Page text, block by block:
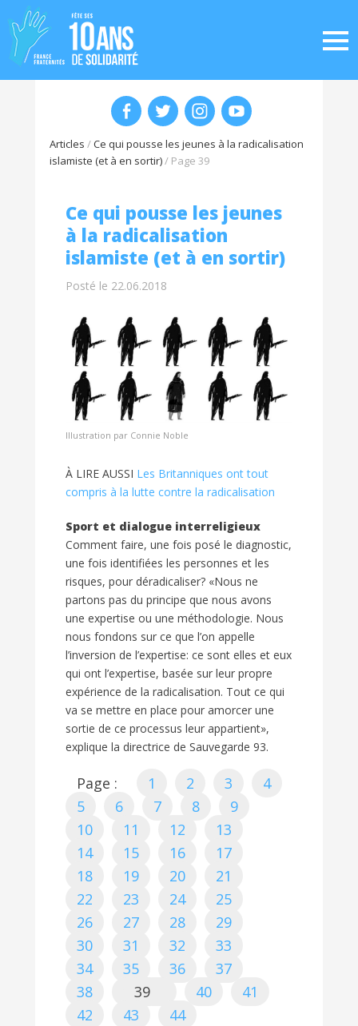
Articles /Ce qui pousse les jeunes à la radicalisation
islamiste (et à en sortir)/ Page 39
Ce qui pousse les jeunes
à la radicalisation
islamiste (et à en sortir)
Posté le 22.06.2018
Illustration par Connie Noble
À LIRE AUSSI Les Britanniques ont tout
compris à la lutte contre la radicalisation
Sport et dialogue interreligieux
Comment faire, une fois posé le diagnostic,
une fois identifiées les personnes et les
risques, pour déradicaliser? «Nous ne
partons pas du principe que nous avons
une expertise ou une méthodologie. Nous
nous fondons sur ce que l’on appelle
l’inversion de l’expertise: ce sont elles et eux
qui ont l’expertise, basée sur leur propre
expérience de la radicalisation. Tout ce qui
va se mettre en place pour amorcer une
sortie de ce processus leur appartient»,
explique la directrice de Sauvegarde 93.
Page : 1 2 3
4
5
6 7 8
9
10
11 12
13
14
15 16
17
18
19 20
21
22
23 24
25
26
27 28
29
30
31 32
33
34
35 36
37
38
39 40
41
42
43 44